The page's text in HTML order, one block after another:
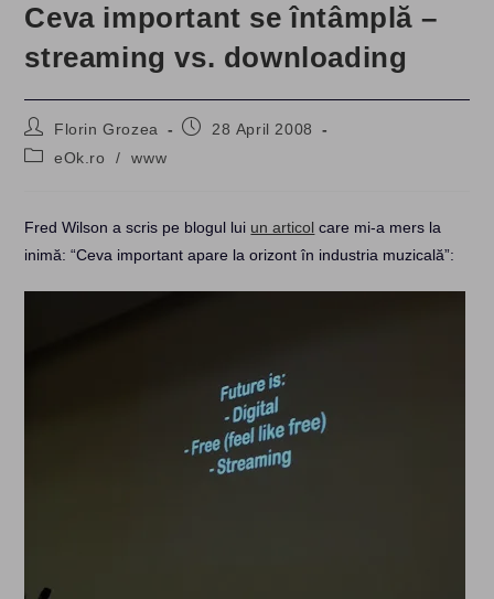
Ceva important se întâmplă –
streaming vs. downloading
Post
author:
Florin Grozea
Post28 April 2008
PosteOk.ro / www
Fred Wilson a scris pe blogul lui un articol care mi-a mers la
inimă: “Ceva important apare la orizont în industria muzicală”: